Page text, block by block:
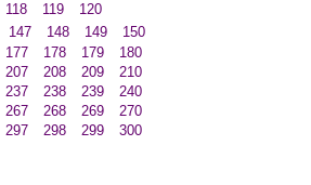
118 119
120
147 148 149
150
177 178 179
180
207 208 209
210
237 238 239
240
267 268 269
270
297 298 299
300